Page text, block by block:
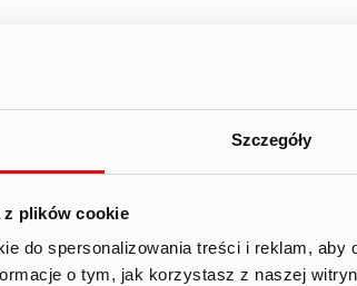
Szczegóły
z plików cookie
do spersonalizowania treści i reklam, aby
o tym, jak korzystasz z naszej
Act on Public Offerings– acquisition
Games S.A. (“Company”) informs
on behalf of the members of the
Games S.A.